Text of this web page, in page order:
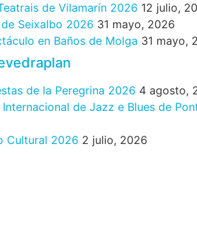
de Vilamarín 2026 12 julio,
Seixalbo 2026 31 mayo, 2026
en Baños de Molga 31 mayo,
de la Peregrina 2026 4 agosto,
Internacional de Jazz e Blues de
Cultural 2026 2 julio, 2026